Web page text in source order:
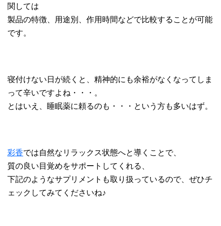
関しては
製品の特徴、用途別、作用時間などで比較することが可能
です。
寝付けない日が続くと、精神的にも余裕がなくなってしま
って辛いですよね・・・。
とはいえ、睡眠薬に頼るのも・・・という方も多いはず。
彩香では自然なリラックス状態へと導くことで、
質の良い目覚めをサポートしてくれる、
下記のようなサプリメントも取り扱っているので、ぜひチ
ェックしてみてくださいね♪